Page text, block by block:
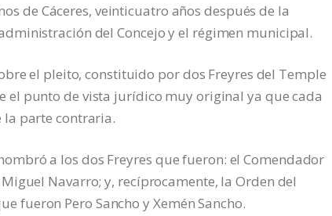
de Cáceres, veinticuatro años después de la
del Concejo y el régimen municipal.
el pleito, constituido por dos Freyres del Temple
el punto de vista jurídico muy original ya que cada
la parte contraria.
a los dos Freyres que fueron: el Comendador
Navarro; y, recíprocamente, la Orden del
fueron Pero Sancho y Xemén Sancho.